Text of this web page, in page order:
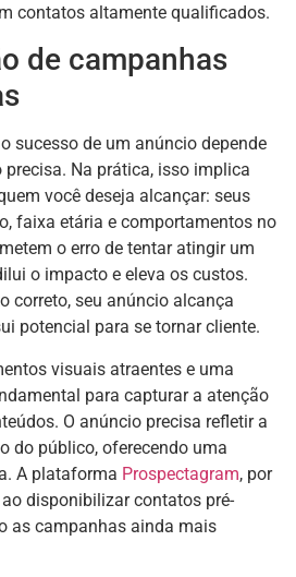
contatos altamente qualificados.
de campanhas
sucesso de um anúncio depende
Na prática, isso implica
você deseja alcançar: seus
faixa etária e comportamentos no
o erro de tentar atingir um
o impacto e eleva os custos.
correto, seu anúncio alcança
potencial para se tornar cliente.
visuais atraentes e uma
para capturar a atenção
O anúncio precisa refletir a
do público, oferecendo uma
A plataforma Prospectagram, por
disponibilizar contatos pré-
as campanhas ainda mais